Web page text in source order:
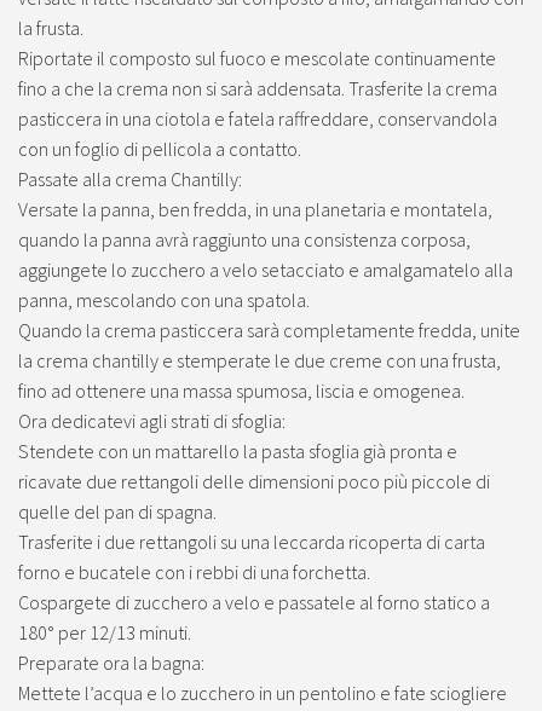
la frusta.
Riportate il composto sul fuoco e mescolate continuamente
fino a che la crema non si sarà addensata. Trasferite la crema
pasticcera in una ciotola e fatela raffreddare, conservandola
con un foglio di pellicola a contatto.
Passate alla crema Chantilly:
Versate la panna, ben fredda, in una planetaria e montatela,
quando la panna avrà raggiunto una consistenza corposa,
aggiungete lo zucchero a velo setacciato e amalgamatelo alla
panna, mescolando con una spatola.
Quando la crema pasticcera sarà completamente fredda, unite
la crema chantilly e stemperate le due creme con una frusta,
fino ad ottenere una massa spumosa, liscia e omogenea.
Ora dedicatevi agli strati di sfoglia:
Stendete con un mattarello la pasta sfoglia già pronta e
ricavate due rettangoli delle dimensioni poco più piccole di
quelle del pan di spagna.
Trasferite i due rettangoli su una leccarda ricoperta di carta
forno e bucatele con i rebbi di una forchetta.
Cospargete di zucchero a velo e passatele al forno statico a
180° per 12/13 minuti.
Preparate ora la bagna:
Mettete l’acqua e lo zucchero in un pentolino e fate sciogliere